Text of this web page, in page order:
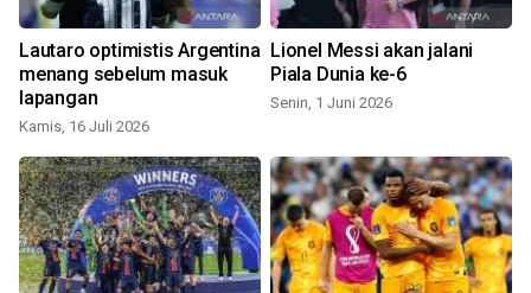
Lautaro optimistis Argentina
menang sebelum masuk
lapangan
Kamis, 16 Juli 2026
Lionel Messi akan jalani
Piala Dunia ke-6
Senin, 1 Juni 2026